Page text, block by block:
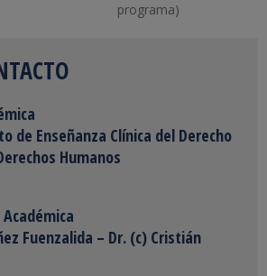
programa)
de Enseñanza Clínica del Derecho
Humanos
Fuenzalida – Dr. (c) Cristián